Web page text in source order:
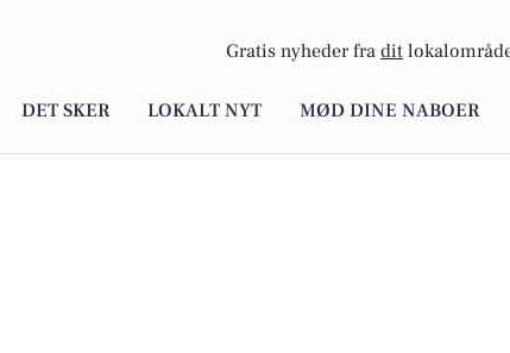
Gratis nyheder fra dit
DET SKER LOKALT NYT MØD DINE NABOER